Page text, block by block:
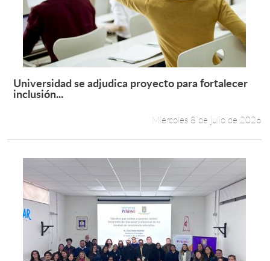
Leer más +
Universidad se adjudica proyecto para fortalecer
inclusión...
Miércoles 8 de julio de 2026